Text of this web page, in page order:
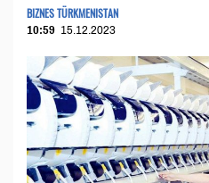
BIZNES TÜRKMENISTAN
10:59 15.12.2023